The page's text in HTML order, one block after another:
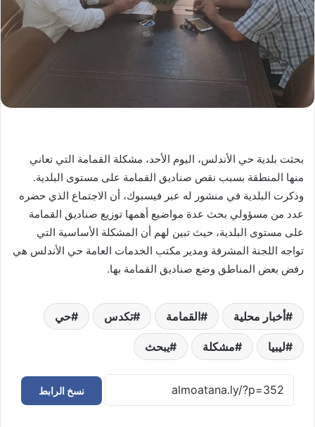
بحثت بلدية حي الأندلس، اليوم الأحد، مشكلة القمامة التي تعاني
منها المنطقة بسبب نقص صناديق القمامة على مستوى البلدية.
وذكرت البلدية في منشور له عبر فيسبوك، أن الاجتماع الذي حضره
عدد من مسؤولي بحث عدة مواضيع أهمها توزيع صناديق القمامة
على مستوى البلدية، حيث تبين لهم أن المشكلة الأساسية التي
تواجه اللجنة المشرفة ومدير مكتب الخدمات العامة حي الأندلس هي
رفض بعض المناطق وضع صناديق القمامة بها.
أخبار محلية القمامة تكدس حي
ليبيا مشكلة يبحث
نسخ الرابط